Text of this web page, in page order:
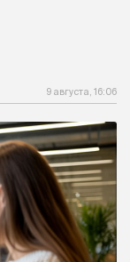
9 августа, 16:06